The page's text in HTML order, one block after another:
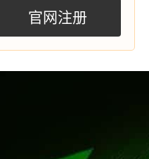
官网注册